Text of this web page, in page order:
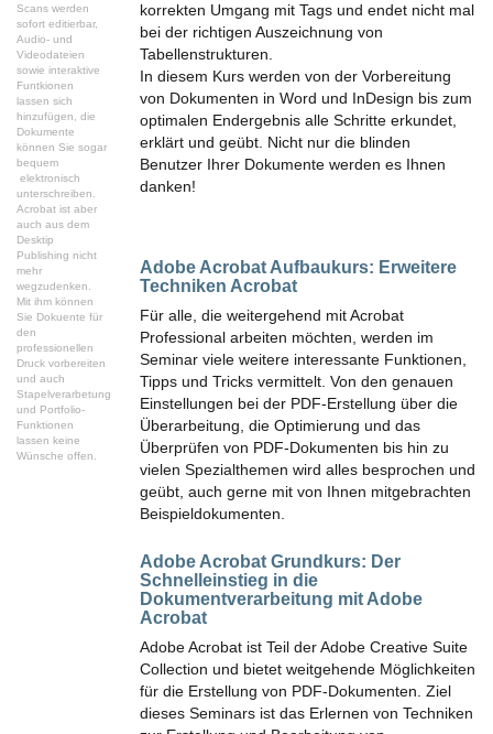
Scans werden
sofort editierbar,
Audio- und
Videodateien
sowie interaktive
Funtkionen
lassen sich
hinzufügen, die
Dokumente
können Sie sogar
bequem
elektronisch
unterschreiben.
Acrobat ist aber
auch aus dem
Desktip
Publishing nicht
mehr
wegzudenken.
Mit ihm können
Sie Dokuente für
den
professionellen
Druck vorbereiten
und auch
Stapelverarbetung
und Portfolio-
Funktionen
lassen keine
Wünsche offen.
korrekten Umgang mit Tags und endet nicht mal
bei der richtigen Auszeichnung von
Tabellenstrukturen.
In diesem Kurs werden von der Vorbereitung
von Dokumenten in Word und InDesign bis zum
optimalen Endergebnis alle Schritte erkundet,
erklärt und geübt. Nicht nur die blinden
Benutzer Ihrer Dokumente werden es Ihnen
danken!
Adobe Acrobat Aufbaukurs: Erweitere
Techniken Acrobat
Für alle, die weitergehend mit Acrobat
Professional arbeiten möchten, werden im
Seminar viele weitere interessante Funktionen,
Tipps und Tricks vermittelt. Von den genauen
Einstellungen bei der PDF-Erstellung über die
Überarbeitung, die Optimierung und das
Überprüfen von PDF-Dokumenten bis hin zu
vielen Spezialthemen wird alles besprochen und
geübt, auch gerne mit von Ihnen mitgebrachten
Beispieldokumenten.
Adobe Acrobat Grundkurs: Der
Schnelleinstieg in die
Dokumentverarbeitung mit Adobe
Acrobat
Adobe Acrobat ist Teil der Adobe Creative Suite
Collection und bietet weitgehende Möglichkeiten
für die Erstellung von PDF-Dokumenten. Ziel
dieses Seminars ist das Erlernen von Techniken